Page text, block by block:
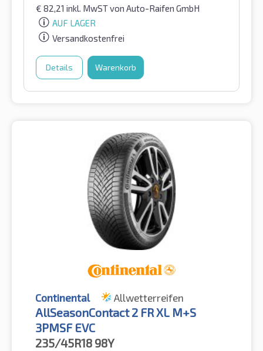
€ 82,21 inkl. MwSTvon Auto-Raifen GmbH
AUF LAGER
Versandkostenfrei
Details Warenkorb
Continental Allwetterreifen
AllSeasonContact 2 FR XL M+S
3PMSF EVC
235/45R18 98Y